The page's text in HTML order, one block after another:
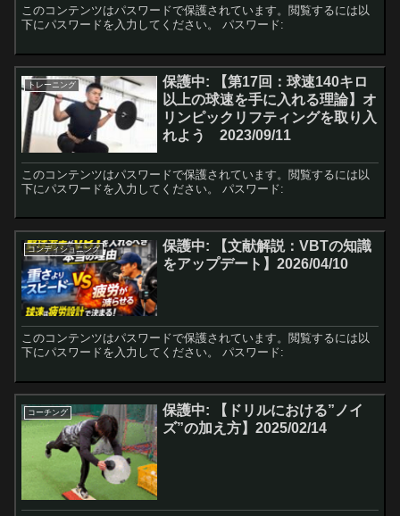
このコンテンツはパスワードで保護されています。閲覧するには以
下にパスワードを入力してください。 パスワード:
トレーニング
保護中: 【第17回：球速140キロ
以上の球速を手に入れる理論】オ
リンピックリフティングを取り入
れよう 2023/09/11
このコンテンツはパスワードで保護されています。閲覧するには以
下にパスワードを入力してください。 パスワード:
コンディショニング
保護中: 【文献解説：VBTの知識
をアップデート】2026/04/10
このコンテンツはパスワードで保護されています。閲覧するには以
下にパスワードを入力してください。 パスワード:
コーチング
保護中: 【ドリルにおける”ノイ
ズ”の加え方】2025/02/14